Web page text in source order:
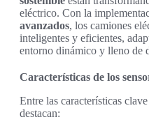
eléctrico. Con la
avanzados, los camiones
inteligentes y eficientes,
entorno dinámico y lleno de
Características de los
Entre las características
destacan: